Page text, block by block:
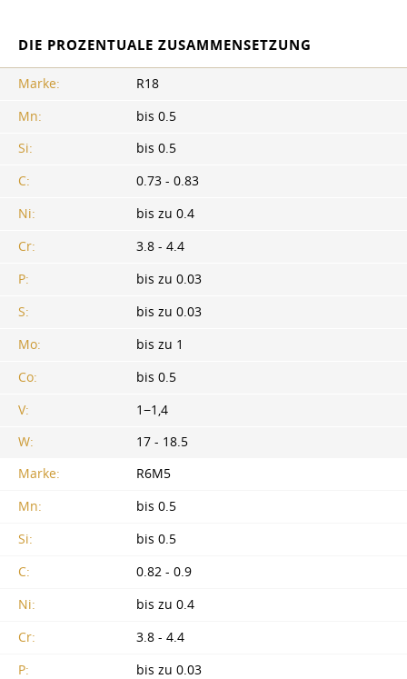
DIE PROZENTUALE ZUSAMMENSETZUNG
Marke:
R18
Mn:
bis 0.5
Si:
bis 0.5
C:
0.73 - 0.83
Ni:
bis zu 0.4
Cr:
3.8 - 4.4
P:
bis zu 0.03
S:
bis zu 0.03
Mo:
bis zu 1
Co:
bis 0.5
V:
1−1,4
W:
17 - 18.5
Marke:
R6M5
Mn:
bis 0.5
Si:
bis 0.5
C:
0.82 - 0.9
Ni:
bis zu 0.4
Cr:
3.8 - 4.4
P:
bis zu 0.03